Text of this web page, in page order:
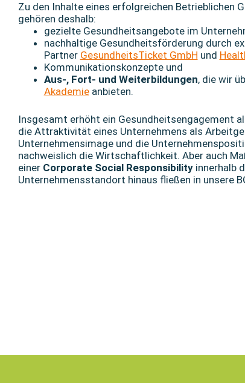
Zu den Inhalte eines erfolgreichen Betrieblichen
gehören deshalb:
gezielte Gesundheitsangebote im
nachhaltige Gesundheitsförderung durch
Partner GesundheitsTicket GmbH und
Kommunikationskonzepte und
Aus-, Fort- und Weiterbildungen, die wir
Akademieanbieten.
Insgesamt erhöht ein Gesundheitsengagement
die Attraktivität eines Unternehmens als
Unternehmensimage und die
nachweislich die Wirtschaftlichkeit. Aber auch
einer Corporate Social Responsibility innerhalb
Unternehmensstandort hinaus fließen in unsere